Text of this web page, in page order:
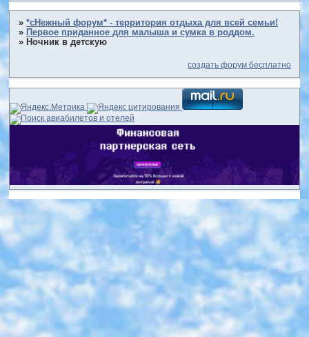
»*сНежный форум* - территория отдыха для всей семьи!
» Первое приданное для малыша и сумка в роддом.
» Ночник в детскую
создать форум бесплатно